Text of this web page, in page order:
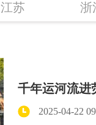
江苏 浙
千年运河流进
2025-04-22